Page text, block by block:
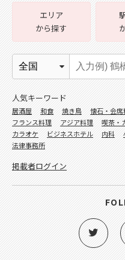
エリア
から探す
人気キーワード
居酒屋 和食 焼き鳥 懐石・会席
フランス料理
アジア料理 喫茶・
カラオケ
ビジネスホテル 内科
法律事務所
掲載者ログイン